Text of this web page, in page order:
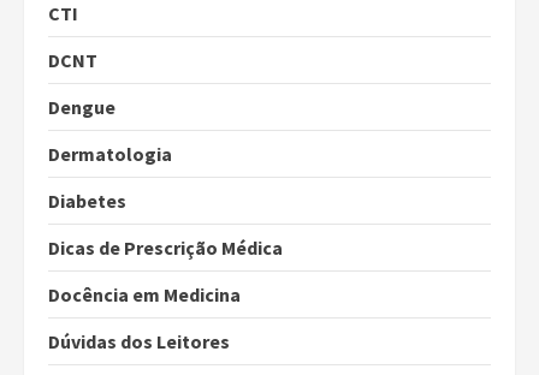
CTI
DCNT
Dengue
Dermatologia
Diabetes
Dicas de Prescrição Médica
Docência em Medicina
Dúvidas dos Leitores